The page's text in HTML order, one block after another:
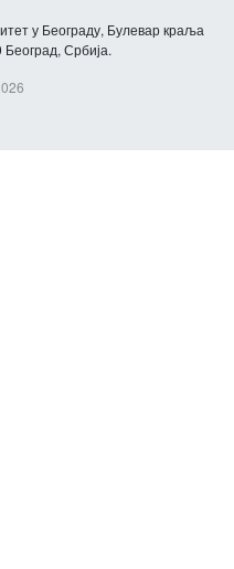
у Београду, Булевар краља
Србија.